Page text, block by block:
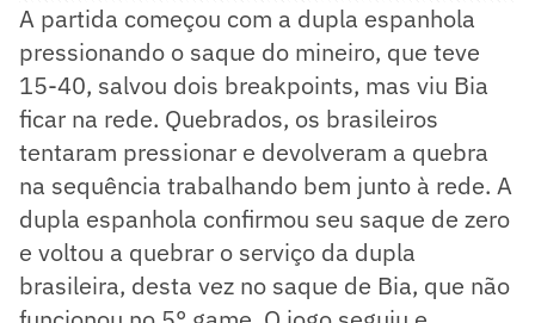
A partida começou com a dupla espanhola
pressionando o saque do mineiro, que teve
15-40, salvou dois breakpoints, mas viu Bia
ficar na rede. Quebrados, os brasileiros
tentaram pressionar e devolveram a quebra
na sequência trabalhando bem junto à rede. A
dupla espanhola confirmou seu saque de zero
e voltou a quebrar o serviço da dupla
brasileira, desta vez no saque de Bia, que não